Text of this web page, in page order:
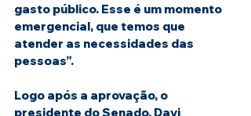
gasto público. Esse é um momento
emergencial, que temos que
atender as necessidades das
pessoas”.
Logo após a aprovação, o
presidente do Senado, Davi